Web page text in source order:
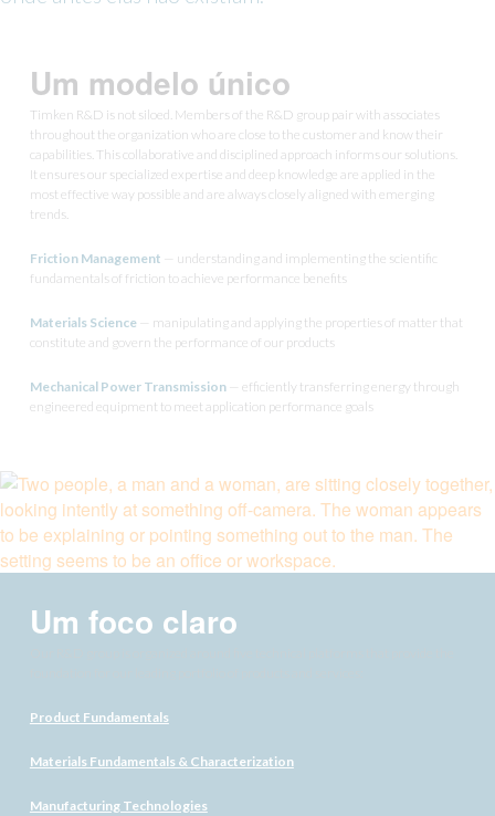
carreiras
Notícias
Locais
Ferramentas de engenharia
LANGUAGES
Um modelo único
Timken R&D is not siloed. Members of the R&D group pair with associates
throughout the organization who are close to the customer and know their
capabilities. This collaborative and disciplined approach informs our solutions.
It ensures our specialized expertise and deep knowledge are applied in the
most effective way possible and are always closely aligned with emerging
trends.
Friction Management — understanding and implementing the scientific
fundamentals of friction to achieve performance benefits
Materials Science— manipulating and applying the properties of matter that
constitute and govern the performance of our products
Mechanical Power Transmission— efficiently transferring energy through
engineered equipment to meet application performance goals
Um foco claro
Product Fundamentals
Materials Fundamentals & Characterization
Manufacturing Technologies